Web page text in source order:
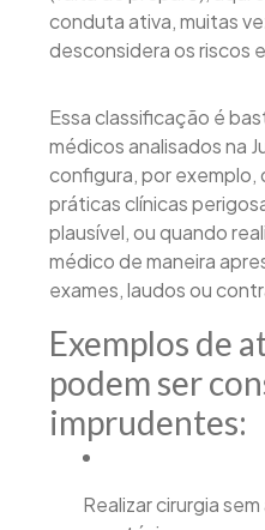
conduta ativa, muitas
desconsidera os riscos
Essa classificação é
médicos analisados na
configura, por
práticas clínicas
plausível, ou quando
médico de maneira
exames, laudos ou
Exemplos de
podem ser
imprudentes:
Realizar cirurgia